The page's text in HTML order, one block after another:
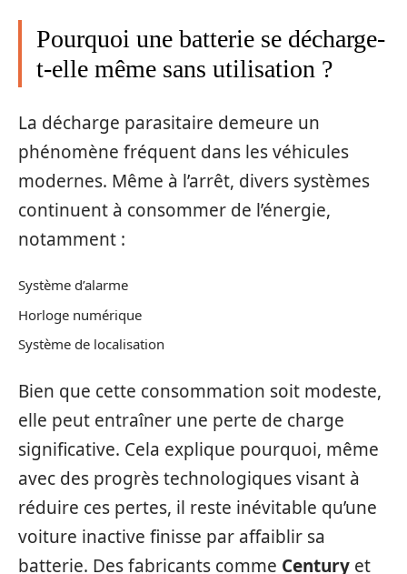
Pourquoi une batterie se décharge-
t-elle même sans utilisation ?
La décharge parasitaire demeure un
phénomène fréquent dans les véhicules
modernes. Même à l’arrêt, divers systèmes
continuent à consommer de l’énergie,
notamment :
Système d’alarme
Horloge numérique
Système de localisation
Bien que cette consommation soit modeste,
elle peut entraîner une perte de charge
significative. Cela explique pourquoi, même
avec des progrès technologiques visant à
réduire ces pertes, il reste inévitable qu’une
voiture inactive finisse par affaiblir sa
batterie. Des fabricants comme Century et